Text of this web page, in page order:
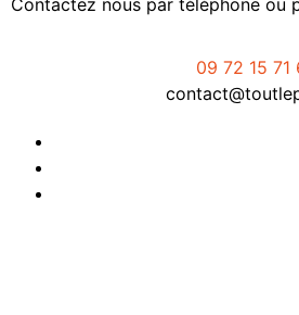
09 72 15 71